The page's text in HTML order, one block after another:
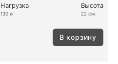
Нагрузка
130 кг
Высота
22 см
В корзину